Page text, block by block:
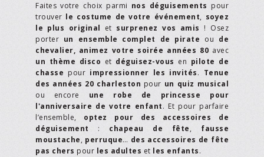
Faites votre choix parmi nos déguisements pour
trouver le costume de votre événement, soyez
le plus original et surprenez vos amis ! Osez
porter un ensemble complet de pirate ou de
chevalier, animez votre soirée années 80 avec
un thème disco et déguisez-vous en pilote de
chasse pour impressionner les invités. Tenue
des années 20 charleston pour un quiz musical
ou encore une robe de princesse pour
l'anniversaire de votre enfant. Et pour parfaire
l’ensemble, optez pour des accessoires de
déguisement : chapeau de fête, fausse
moustache, perruque… des accessoires de fête
pas chers pour les adultes et les enfants.